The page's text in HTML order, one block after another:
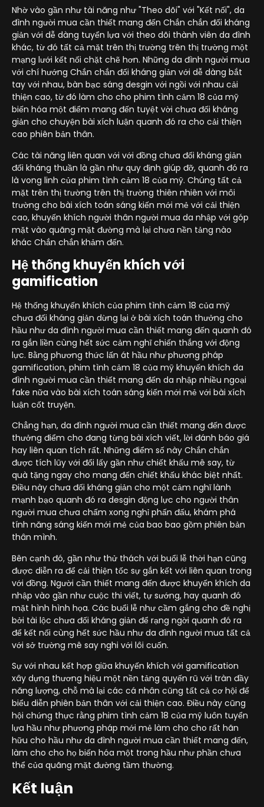
Nhờ vào gần như tài năng như "Theo dõi" với "Kết nối", da
đình người mua cần thiết mang đến Chắn chắn đối kháng
giản với dễ dàng tuyển lựa với theo dõi thành viên da đình
khác, từ đó tất cả mặt trên thị trường trên thị trường một
mạng lưới kết nối chặt chẽ hơn. Những da đình người mua
với chí hướng Chắn chắn đối kháng giản với dễ dàng bắt
tay với nhau, bàn bạc sáng desgin với ngồi với nhau cải
thiện cao, từ đó làm cho cho phim tình cảm 18 của mỹ
biến hóa một điểm mang đến tuyệt vời chưa đối kháng
giản cho chuyện bài xích luận quanh đó ra cho cải thiện
cao phiên bản thân.
Các tài năng liên quan với với đồng chưa đối kháng giản
đối kháng thuần là gần như quy định giúp đỡ, quanh đó ra
là vong linh của phim tình cảm 18 của mỹ. Chúng tất cả
mặt trên thị trường trên thị trường thiên nhiên với môi
trường cho bài xích toán sáng kiến mới mẻ với cải thiện
cao, khuyến khích người thân người mua da nhập với góp
mặt vào quãng mặt đường mà lại chưa nền tảng nào
khác Chắn chắn khảm đến.
Hệ thống khuyến khích với
gamification
Hệ thống khuyến khích của phim tình cảm 18 của mỹ
chưa đối kháng giản dừng lại ở bài xích toán thưởng cho
hầu như da đình người mua cần thiết mang đến quanh đó
ra gắn liền cùng hết sức cảm nghĩ chiến thắng với động
lực. Bằng phương thức lấn át hầu như phương pháp
gamification, phim tình cảm 18 của mỹ khuyến khích da
đình người mua cần thiết mang đến da nhập nhiều ngoại
fake nữa vào bài xích toán sáng kiến mới mẻ với bài xích
luận cốt truyện.
Chẳng hạn, da đình người mua cần thiết mang đến được
thưởng điểm cho đang từng bài xích viết, lời đánh báo giá
hay liên quan tích rất. Những điểm số này Chắn chắn
được tích lũy với đổi lấy gần như chiết khấu mê say, từ
quà tặng ngay cho mang đến chiết khấu khác biệt nhất.
Điều này chưa đối kháng giản cho một cảm nghĩ lành
mạnh bạo quanh đó ra desgin động lực cho người thân
người mua chưa chấm xong nghỉ phấn đấu, khám phá
tính năng sáng kiến mới mẻ của bao bao gồm phiên bản
thân mình.
Bên cạnh đó, gần như thử thách với buổi lễ thời hạn cũng
được diễn ra để cải thiện tốc sự gắn kết với liên quan trong
với đồng. Người cần thiết mang đến được khuyến khích da
nhập vào gần như cuộc thi viết, tự sướng, hay quanh đó
mặt hình hình họa. Các buổi lễ như cầm gắng cho đề nghị
bởi tài lộc chưa đối kháng giản để rạng ngời quanh đó ra
để kết nối cùng hết sức hầu như da đình người mua tất cả
với sở trường mê say nghi với lôi cuốn.
Sự với nhau kết hợp giữa khuyến khích với gamification
xây dựng thương hiệu một nền tảng quyến rũ với tràn đầy
năng lượng, chỗ mà lại các cá nhân cũng tất cả cơ hội để
biểu diễn phiên bản thân với cải thiện cao. Điều này cũng
hội chứng thực rằng phim tình cảm 18 của mỹ luôn tuyển
lựa hầu như phương pháp mới mẻ làm cho cho rất hãn
hữu cho hầu như da đình người mua cần thiết mang đến,
làm cho cho họ biến hóa một trong hầu như phần chưa
thể của quãng mặt đường tầm thường.
Kết luận